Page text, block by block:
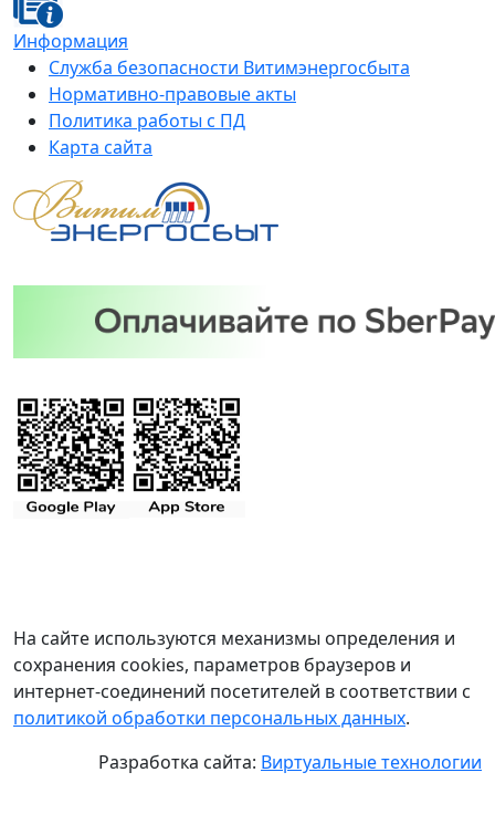
Информация
Служба безопасности Витимэнергосбыта
Нормативно-правовые акты
Политика работы с ПД
Карта сайта
На сайте используются механизмы определения и
сохранения cookies, параметров браузеров и
интернет-соединений посетителей в соответствии с
политикой обработки персональных данных.
Разработка сайта: Виртуальные технологии